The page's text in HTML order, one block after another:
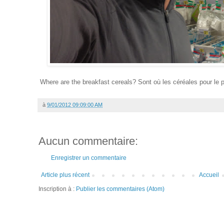
Where are the breakfast cereals? Sont où les céréales pour le
à 9/01/2012 09:09:00 AM
Aucun commentaire:
Enregistrer un commentaire
Article plus récent
Accueil
Inscription à : Publier les commentaires (Atom)